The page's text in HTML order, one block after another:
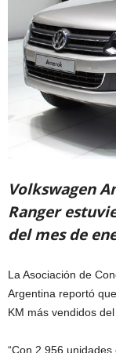
Volkswagen
Ranger
del mes de
La Asociación de
Argentina reportó
KM más vendidos
“Con 2.956